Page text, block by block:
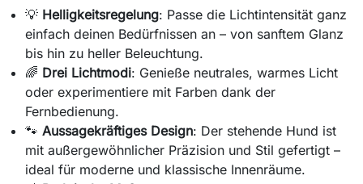
💡 Helligkeitsregelung: Passe die Lichtintensität ganz
einfach deinen Bedürfnissen an – von sanftem Glanz
bis hin zu heller Beleuchtung.
🌈 Drei Lichtmodi: Genieße neutrales, warmes Licht
oder experimentiere mit Farben dank der
Fernbedienung.
🐾Aussagekräftiges Design: Der stehende Hund ist
mit außergewöhnlicher Präzision und Stil gefertigt –
ideal für moderne und klassische Innenräume.